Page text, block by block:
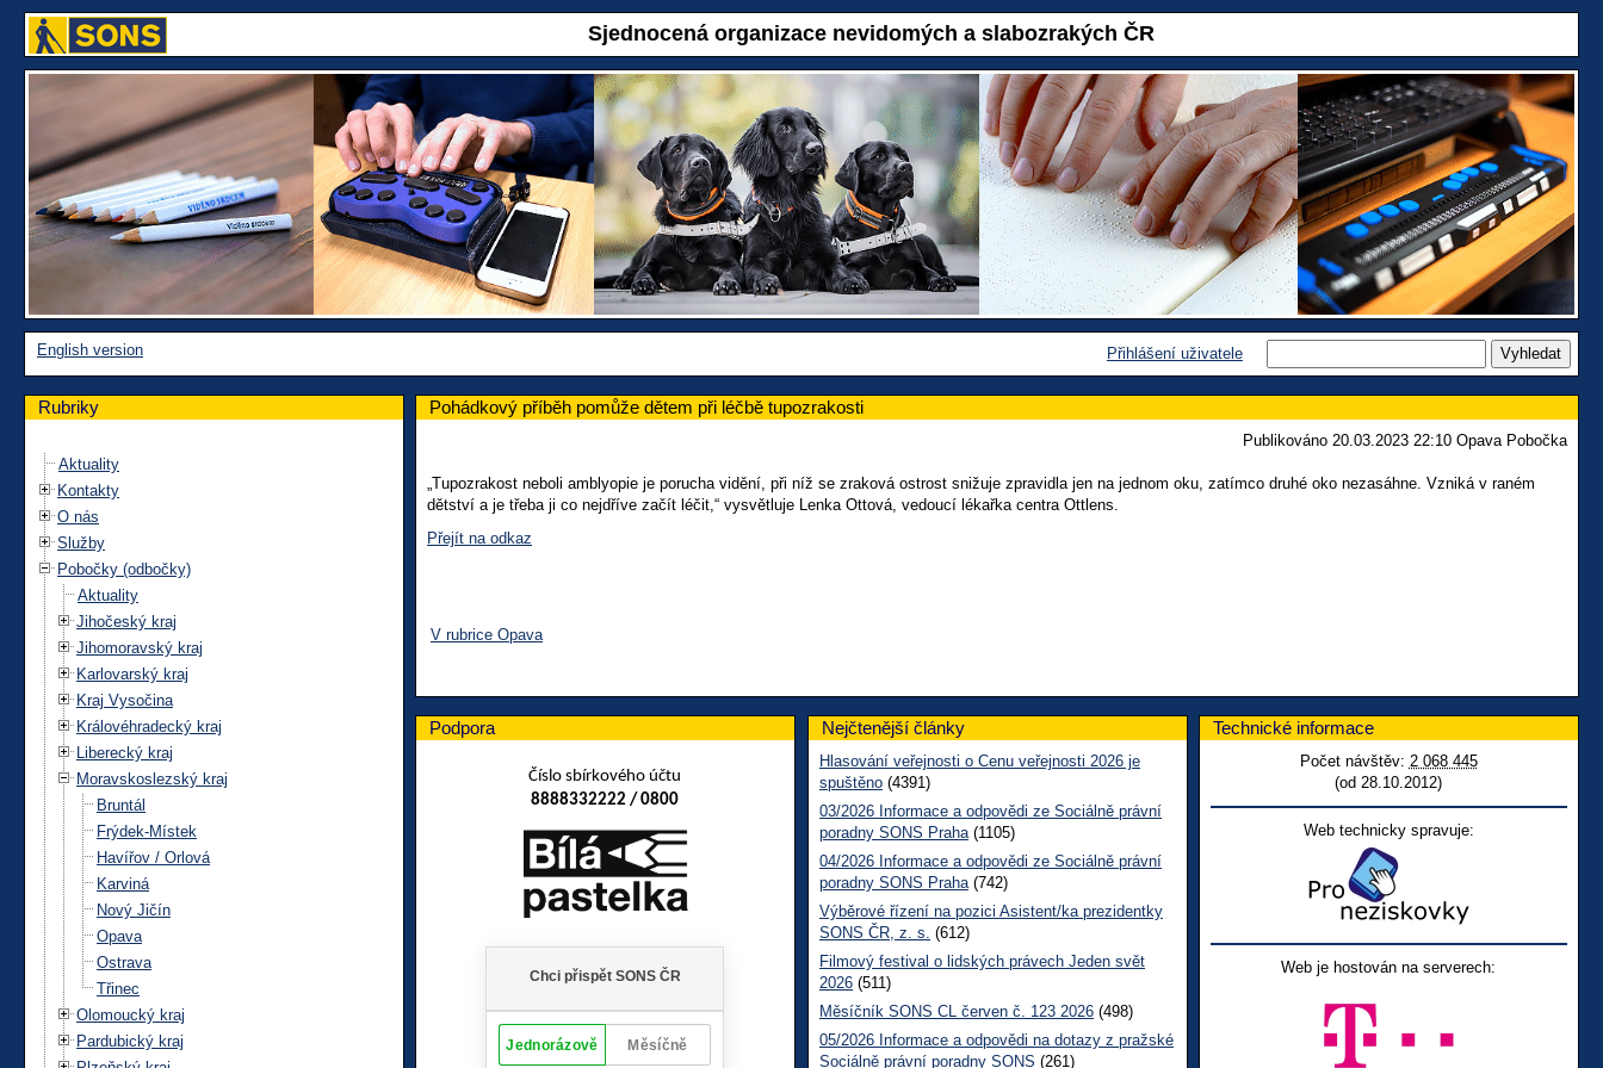
Sjednocená organizace nevidomých a slabozrakých ČR
English version Přihlášení uživatele
Rubriky
Aktuality
Kontakty
O nás
Služby
Pobočky (odbočky)
Aktuality
Jihočeský kraj
Jihomoravský kraj
Karlovarský kraj
Kraj Vysočina
Královéhradecký kraj
Liberecký kraj
Moravskoslezský kraj
Bruntál
Frýdek-Místek
Havířov / Orlová
Karviná
Nový Jičín
Opava
Ostrava
Třinec
Olomoucký kraj
Pardubický kraj
Pohádkový příběh pomůže dětem při léčbě tupozrakosti
Publikováno 20.03.2023 22:10 Opava Pobočka
„Tupozrakost neboli amblyopie je porucha vidění, při níž se zraková ostrost snižuje zpravidla jen na jednom oku, zatímco druhé oko nezasáhne. Vzniká v raném
dětství a je třeba ji co nejdříve začít léčit,“ vysvětluje Lenka Ottová, vedoucí lékařka centra Ottlens.
Přejít na odkaz
V rubrice Opava
Podpora
Číslo sbírkového účtu
8888332222 / 0800
Nejčtenější články
Hlasování veřejnosti o Cenu veřejnosti 2026 je
spuštěno (4391)
03/2026 Informace a odpovědi ze Sociálně právní
poradny SONS Praha (1105)
04/2026 Informace a odpovědi ze Sociálně právní
poradny SONS Praha (742)
Výběrové řízení na pozici Asistent/ka prezidentky
SONS ČR, z. s. (612)
Filmový festival o lidských právech Jeden svět
2026 (511)
Měsíčník SONS CL červen č. 123 2026 (498)
05/2026 Informace a odpovědi na dotazy z pražské
Sociálně právní poradny SONS (261)
Technické informace
Počet návštěv: 2 068 445
(od 28.10.2012)
Web technicky spravuje:
Web je hostován na serverech: